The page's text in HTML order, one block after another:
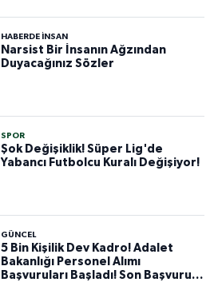
HABERDE INSAN
Narsist Bir İnsanın Ağzından
Duyacağınız Sözler
SPOR
Şok Değişiklik! Süper Lig'de
Yabancı Futbolcu Kuralı Değişiyor!
GÜNCEL
5 Bin Kişilik Dev Kadro! Adalet
Bakanlığı Personel Alımı
Başvuruları Başladı! Son Başvuru